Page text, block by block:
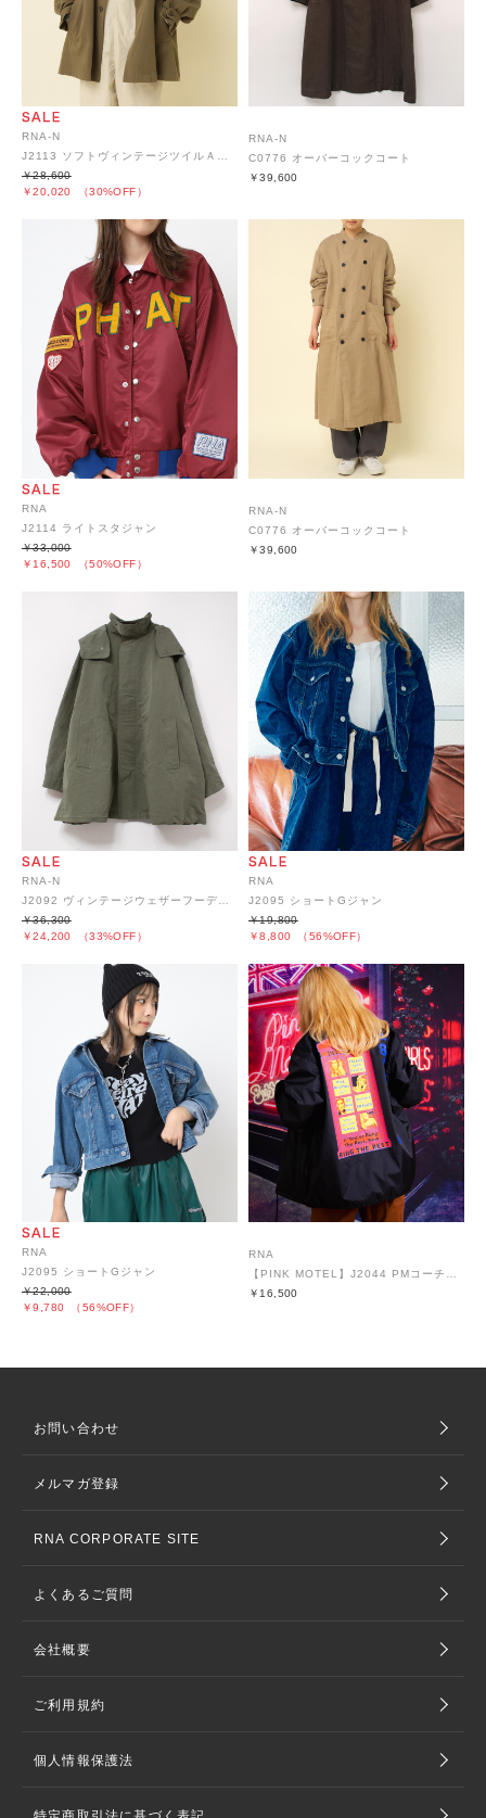
RNA-N
￥20,020 （30%OFF）
￥28,600
RNA-N
C0776 オーバーコックコート
￥39,600
RNA
J2114 ライトスタジャン
￥16,500 （50%OFF）
￥33,000
RNA-N
C0776 オーバーコックコート
￥39,600
RNA-N
￥24,200 （33%OFF）
￥36,300
RNA
J2095 ショートGジャン
￥8,800 （56%OFF）
￥19,800
RNA
J2095 ショートGジャン
￥9,780 （56%OFF）
￥22,000
RNA
【PINK MOTEL】J2044 PMコーチジャケット
￥16,500
お問い合わせ
メルマガ登録
RNA CORPORATE SITE
よくあるご質問
会社概要
ご利用規約
個人情報保護法